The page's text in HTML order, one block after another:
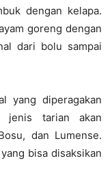
dengan kelapa.
goreng dengan
dari bolu sampai
yang diperagakan
tarian akan
dan Lumense.
bisa disaksikan